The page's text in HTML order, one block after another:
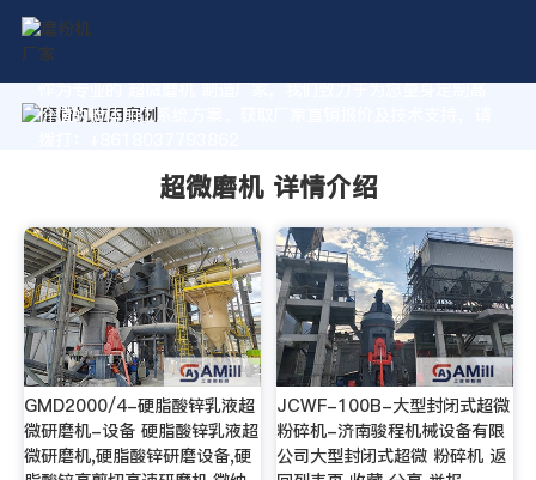
作为专业的 超微磨机 制造厂家，我们致力于为您量身定制高
价值的粉体加工系统方案。获取厂家直销报价及技术支持，请
超微磨机 详情介绍
GMD2000/4-硬脂酸锌乳液超
微研磨机-设备 硬脂酸锌乳液超
微研磨机,硬脂酸锌研磨设备,硬
JCWF-100B-大型封闭式超微
粉碎机-济南骏程机械设备有限
公司大型封闭式超微 粉碎机 返